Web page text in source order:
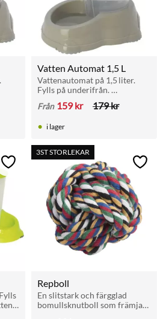
Vatten Automat 1,5 L
Vattenautomat på 1,5 liter.
Fylls på underifrån.
svart, grå och mörkblå. För
storlek.
Från 159kr 179kr
i lager
Lägg till i favoriter
Repboll
En slitstark och färgglad
bomullsknutboll som främjar
3ST STORLEKAR
Lägg